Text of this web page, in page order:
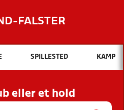
FALSTER
Hvad vil du søge efter?
INDHOLD OG NYHEDER
KLUBBER OG
SPILLESTED KAMP
eller et hold